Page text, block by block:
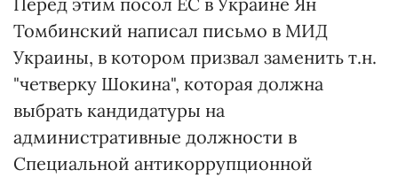
Томбинский написал письмо в МИД
Украины, в котором призвал заменить т.н.
"четверку Шокина", которая должна
выбрать кандидатуры на
административные должности в
Специальной антикоррупционной